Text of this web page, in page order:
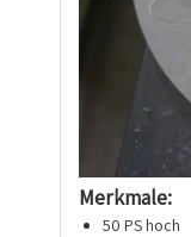
Merkmale:
50 PS hoch